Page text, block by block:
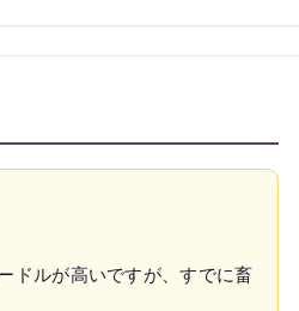
ドルが高いですが、すでに畜